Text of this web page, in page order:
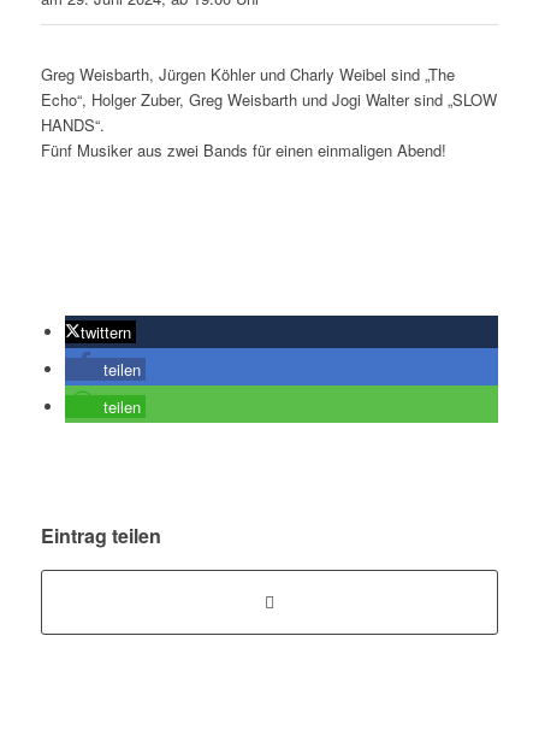
Greg Weisbarth, Jürgen Köhler und Charly Weibel sind „The
Echo“, Holger Zuber, Greg Weisbarth und Jogi Walter sind „SLOW
HANDS“.
Fünf Musiker aus zwei Bands für einen einmaligen Abend!
twittern
teilen
teilen
Eintrag teilen